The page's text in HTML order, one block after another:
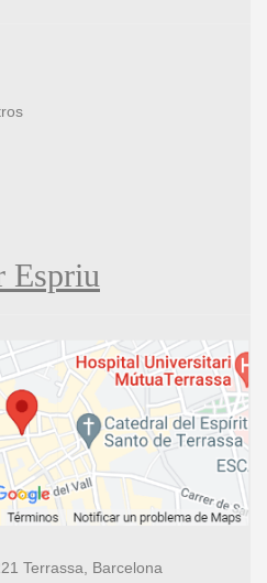
Espriu
Terrassa, Barcelona